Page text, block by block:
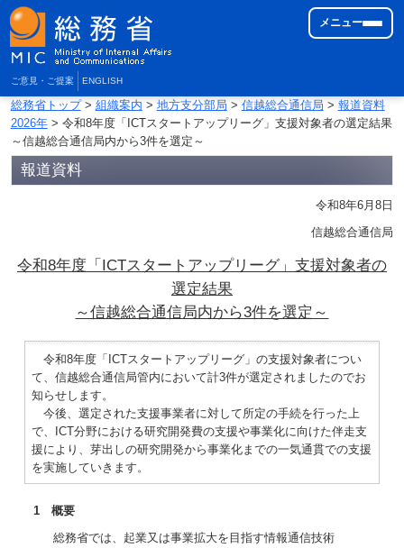
ご意見・ご提案 ENGLISH
メニュー
総務省トップ> 組織案内 > 地方支分部局 > 信越総合通信局 > 報道資料
2026年> 令和8年度「ICTスタートアップリーグ」支援対象者の選定結果
～信越総合通信局内から3件を選定～
報道資料
令和8年6月8日
信越総合通信局
令和8年度「ICTスタートアップリーグ」支援対象者の
選定結果
～信越総合通信局内から3件を選定～
令和8年度「ICTスタートアップリーグ」の支援対象者につい
て、信越総合通信局管内において計3件が選定されましたのでお
知らせします。
今後、選定された支援事業者に対して所定の手続を行った上
で、ICT分野における研究開発費の支援や事業化に向けた伴走支
援により、芽出しの研究開発から事業化までの一気通貫での支援
を実施していきます。
1 概要
総務省では、起業又は事業拡大を目指す情報通信技術